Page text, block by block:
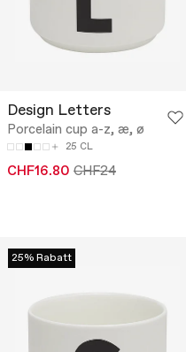
Design Letters
Porcelain cup a-z, æ, ø
25 CL
CHF16.80 CHF24
25% Rabatt